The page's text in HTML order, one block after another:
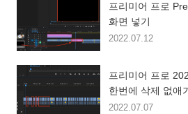
프리미어 프로
화면 넣기
2022.07.12
프리미어 프로
한번에 삭제 없애
2022.07.07